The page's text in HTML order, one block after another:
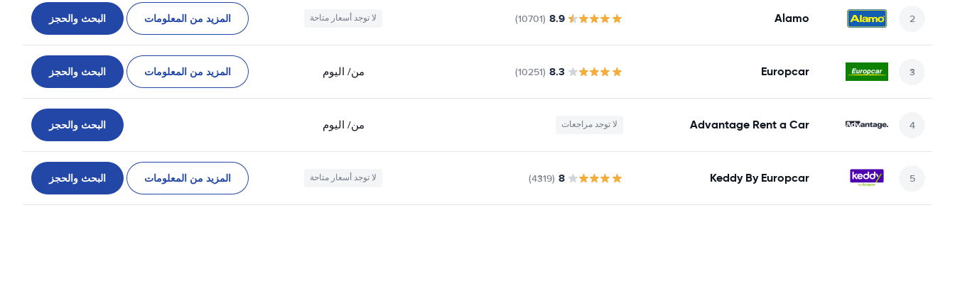
Alamo
8.9
(10701) لا توجد أسعار متاحة المزيد من المعلومات البحث والحجز
Europcar
8.3
(10251) من/ اليوم المزيد من المعلومات البحث والحجز
Advantage Rent a Car لا توجد مراجعات من/ اليوم البحث والحجز
Keddy By Europcar
8
(4319) لا توجد أسعار متاحة المزيد من المعلومات البحث والحجز